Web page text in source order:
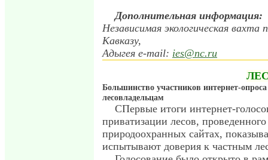
Дополнительная информация:
Независимая экологическая вахта
Кавказу,
Адыгея e-mail: ies@nc.ru
Большинство участников интернет-
лесовладельцам
СПервые итоги интернет-
приватизации лесов,
природоохранных сайтах,
испытывают доверия к частным